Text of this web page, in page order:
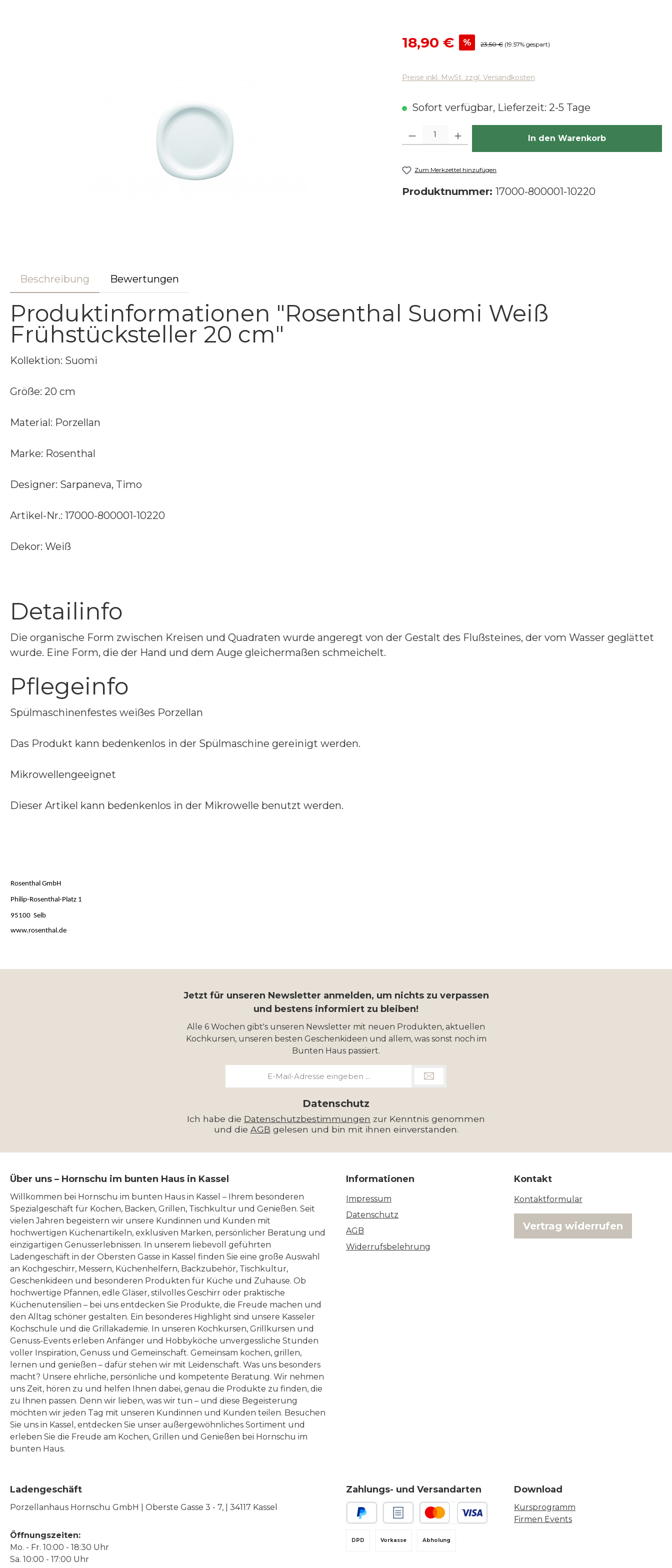
Verkaufspreis:
18,90 € % Regulärer Preis:
23,50 € (19.57% gespart)
Preise inkl. MwSt. zzgl. Versandkosten
Sofort verfügbar, Lieferzeit: 2-5 Tage
Produkt Anzahl: Gib den gewünschten Wert ein oder benutze die
In den Warenkorb
Zum Merkzettel hinzufügen
Produktnummer: 17000-800001-10220
Beschreibung Bewertungen
Produktinformationen "Rosenthal Suomi Weiß
Frühstücksteller 20 cm"
Kollektion: Suomi
Größe: 20 cm
Material: Porzellan
Marke: Rosenthal
Designer: Sarpaneva, Timo
Artikel-Nr.: 17000-800001-10220
Dekor: Weiß
Detailinfo
Die organische Form zwischen Kreisen und Quadraten wurde angeregt von der Gestalt des Flußsteines, der vom Wasser geglättet
wurde. Eine Form, die der Hand und dem Auge gleichermaßen schmeichelt.
Pflegeinfo
Spülmaschinenfestes weißes Porzellan
Das Produkt kann bedenkenlos in der Spülmaschine gereinigt werden.
Mikrowellengeeignet
Dieser Artikel kann bedenkenlos in der Mikrowelle benutzt werden.
Rosenthal GmbH
Philip-Rosenthal-Platz 1
95100 Selb
www.rosenthal.de
Jetzt für unseren Newsletter anmelden, um nichts zu verpassen
und bestens informiert zu bleiben!
Alle 6 Wochen gibt's unseren Newsletter mit neuen Produkten, aktuellen
Kochkursen, unseren besten Geschenkideen und allem, was sonst noch im
Bunten Haus passiert.
Datenschutz
Ich habe die Datenschutzbestimmungen zur Kenntnis genommen
und die AGB gelesen und bin mit ihnen einverstanden.
Über uns – Hornschu im bunten Haus in Kassel
Willkommen bei Hornschu im bunten Haus in Kassel – Ihrem besonderen
Spezialgeschäft für Kochen, Backen, Grillen, Tischkultur und Genießen. Seit
vielen Jahren begeistern wir unsere Kundinnen und Kunden mit
hochwertigen Küchenartikeln, exklusiven Marken, persönlicher Beratung und
einzigartigen Genusserlebnissen. In unserem liebevoll geführten
Ladengeschäft in der Obersten Gasse in Kassel finden Sie eine große Auswahl
an Kochgeschirr, Messern, Küchenhelfern, Backzubehör, Tischkultur,
Geschenkideen und besonderen Produkten für Küche und Zuhause. Ob
hochwertige Pfannen, edle Gläser, stilvolles Geschirr oder praktische
Küchenutensilien – bei uns entdecken Sie Produkte, die Freude machen und
den Alltag schöner gestalten. Ein besonderes Highlight sind unsere Kasseler
Kochschule und die Grillakademie. In unseren Kochkursen, Grillkursen und
Genuss-Events erleben Anfänger und Hobbyköche unvergessliche Stunden
voller Inspiration, Genuss und Gemeinschaft. Gemeinsam kochen, grillen,
lernen und genießen – dafür stehen wir mit Leidenschaft. Was uns besonders
macht? Unsere ehrliche, persönliche und kompetente Beratung. Wir nehmen
uns Zeit, hören zu und helfen Ihnen dabei, genau die Produkte zu finden, die
zu Ihnen passen. Denn wir lieben, was wir tun – und diese Begeisterung
möchten wir jeden Tag mit unseren Kundinnen und Kunden teilen. Besuchen
Sie uns in Kassel, entdecken Sie unser außergewöhnliches Sortiment und
erleben Sie die Freude am Kochen, Grillen und Genießen bei Hornschu im
bunten Haus.
Informationen
Impressum
Datenschutz
AGB
Widerrufsbelehrung
Kontakt
Kontaktformular
Vertrag widerrufen
Ladengeschäft
Porzellanhaus Hornschu GmbH | Oberste Gasse 3 - 7, | 34117 Kassel
Öffnungszeiten:
Mo. - Fr. 10:00 - 18:30 Uhr
Sa. 10:00 - 17:00 Uhr
Zahlungs- und Versandarten
Vorkasse
DPD Abholung
Download
Kursprogramm
Firmen Events